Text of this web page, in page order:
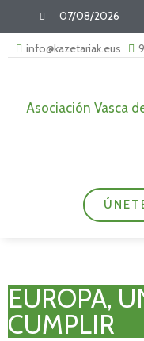
07/08/2026
info@kazetariak.eus
Asociación Vasca
EUROPA,
CUMPLIR